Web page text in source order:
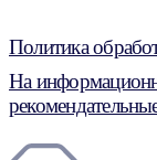
Политика
На